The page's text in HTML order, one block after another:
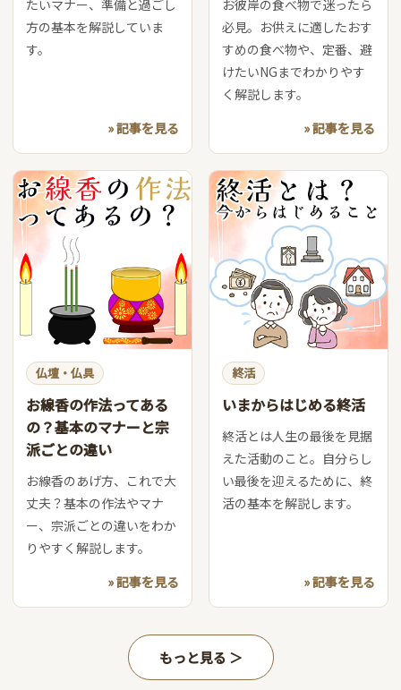
たいマナー、準備と過ごし
方の基本を解説していま
す。
» 記事を見る
お彼岸の食べ物で迷ったら
必見。お供えに適したおす
すめの食べ物や、定番、避
けたいNGまでわかりやす
く解説します。
» 記事を見る
仏壇・仏具
お線香の作法ってある
の？基本のマナーと宗
派ごとの違い
お線香のあげ方、これで大
丈夫？基本の作法やマナ
ー、宗派ごとの違いをわか
りやすく解説します。
» 記事を見る
終活
いまからはじめる終活
終活とは人生の最後を見据
えた活動のこと。自分らし
い最後を迎えるために、終
活の基本を解説します。
» 記事を見る
もっと見る